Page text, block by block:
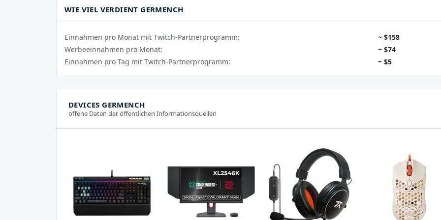
WIE VIEL VERDIENT GERMENCH
Einnahmen pro Monat mit Twitch-Partnerprogramm:
~ $158
Werbeeinnahmen pro Monat:
~ $74
Einnahmen pro Tag mit Twitch-Partnerprogramm:
~ $5
DEVICES GERMENCH
offene Daten der öffentlichen Informationsquellen